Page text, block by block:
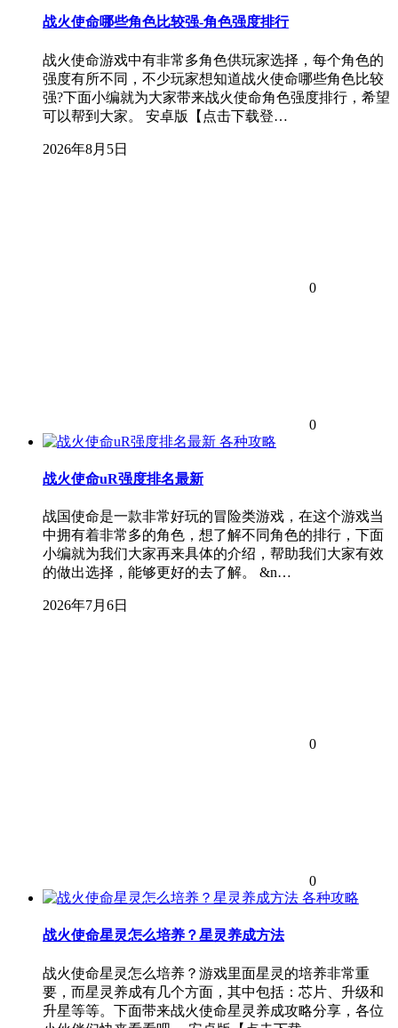
战火使命哪些角色比较强-角色强度排行
战火使命游戏中有非常多角色供玩家选择，每个角色的
强度有所不同，不少玩家想知道战火使命哪些角色比较
强?下面小编就为大家带来战火使命角色强度排行，希望
可以帮到大家。 安卓版【点击下载登…
2026年8月5日
0
0
各种攻略
战火使命uR强度排名最新
战国使命是一款非常好玩的冒险类游戏，在这个游戏当
中拥有着非常多的角色，想了解不同角色的排行，下面
小编就为我们大家再来具体的介绍，帮助我们大家有效
的做出选择，能够更好的去了解。 &n…
2026年7月6日
0
0
各种攻略
战火使命星灵怎么培养？星灵养成方法
战火使命星灵怎么培养？游戏里面星灵的培养非常重
要，而星灵养成有几个方面，其中包括：芯片、升级和
升星等等。下面带来战火使命星灵养成攻略分享，各位